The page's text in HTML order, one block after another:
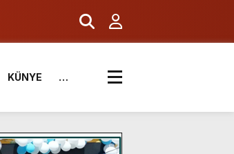
KÜNYE …